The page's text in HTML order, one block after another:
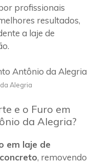
profissionais
resultados,
a laje de
Alegria
e o Furo em
da Alegria?
em laje de
, removendo